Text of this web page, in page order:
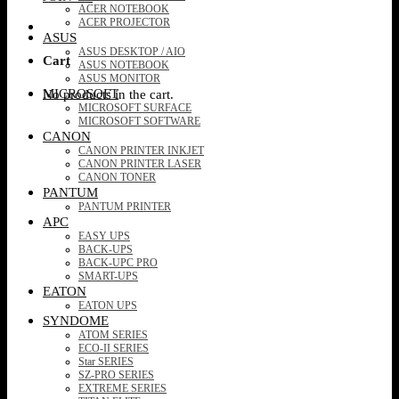
Cart
No products in the cart.
ACER NOTEBOOK
ACER PROJECTOR
ASUS
ASUS DESKTOP / AIO
ASUS NOTEBOOK
ASUS MONITOR
MICROSOFT
MICROSOFT SURFACE
MICROSOFT SOFTWARE
CANON
CANON PRINTER INKJET
CANON PRINTER LASER
CANON TONER
PANTUM
PANTUM PRINTER
APC
EASY UPS
BACK-UPS
BACK-UPC PRO
SMART-UPS
EATON
EATON UPS
SYNDOME
ATOM SERIES
ECO-II SERIES
Star SERIES
SZ-PRO SERIES
EXTREME SERIES